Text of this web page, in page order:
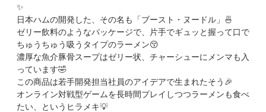
✨
日本ハムの開発した、その名も「ブースト・ヌードル」🍜
ゼリー飲料のようなパッケージで、片手でギュッと握って口で
ちゅうちゅう吸うタイプのラーメン😚
濃厚な魚介豚骨スープはゼリー状、チャーシューにメンマも入
っています🤣
この商品は若手開発担当社員のアイデアで生まれたそう🎉
オンライン対戦型ゲームを長時間プレイしつつラーメンも食べ
たい、というヒラメキ💡